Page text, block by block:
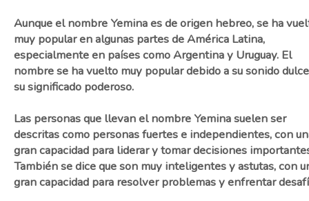
Aunque el nombre Yemina es de origen hebreo, se ha
muy popular en algunas partes de América Latina,
especialmente en países como Argentina y Uruguay. El
nombre se ha vuelto muy popular debido a su sonido
su significado poderoso.
Las personas que llevan el nombre Yemina suelen ser
descritas como personas fuertes e independientes, con
gran capacidad para liderar y tomar decisiones
También se dice que son muy inteligentes y astutas, con
gran capacidad para resolver problemas y enfrentar